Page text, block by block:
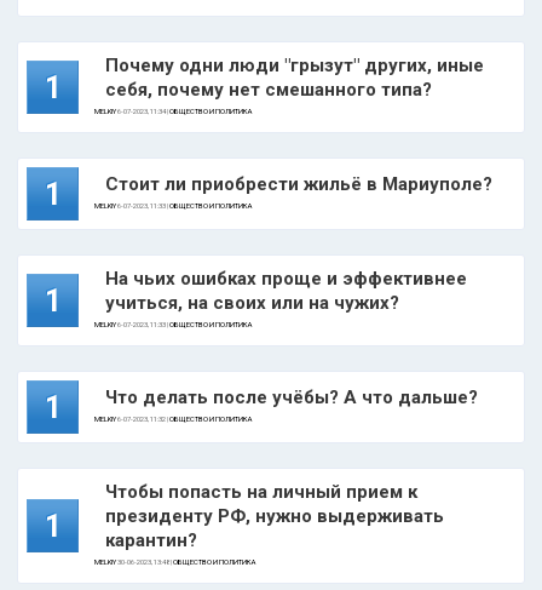
1
Почему одни люди "грызут" других, иные
себя, почему нет смешанного типа?
MELKIY6-07-2023, 11:34 |ОБЩЕСТВО И ПОЛИТИКА
1 Стоит ли приобрести жильё в Мариуполе?
MELKIY6-07-2023, 11:33 |ОБЩЕСТВО И ПОЛИТИКА
1
На чьих ошибках проще и эффективнее
учиться, на своих или на чужих?
MELKIY6-07-2023, 11:33 |ОБЩЕСТВО И ПОЛИТИКА
1 Что делать после учёбы? А что дальше?
MELKIY6-07-2023, 11:32 |ОБЩЕСТВО И ПОЛИТИКА
1
Чтобы попасть на личный прием к
президенту РФ, нужно выдерживать
карантин?
MELKIY30-06-2023, 13:48 |ОБЩЕСТВО И ПОЛИТИКА